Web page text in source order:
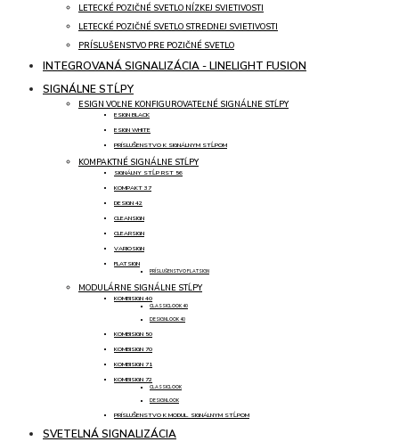
LETECKÉ POZIČNÉ SVETLO NÍZKEJ SVIETIVOSTI
LETECKÉ POZIČNÉ SVETLO STREDNEJ SVIETIVOSTI
PRÍSLUŠENSTVO PRE POZIČNÉ SVETLO
INTEGROVANÁ SIGNALIZÁCIA - LINELIGHT FUSION
SIGNÁLNE STĹPY
ESIGN VOĽNE KONFIGUROVATEĽNÉ SIGNÁLNE STĹPY
ESIGN BLACK
ESIGN WHITE
PRÍSLUŠENSTVO K SIGNÁLNYM STĹPOM
KOMPAKTNÉ SIGNÁLNE STĹPY
SIGNÁLNY STĹP RST 56
KOMPAKT 37
DESIGN 42
CLEANSIGN
CLEARSIGN
VARIOSIGN
FLATSIGN
PRÍSLUŠENSTVO FLATSIGN
MODULÁRNE SIGNÁLNE STĹPY
KOMBISIGN 40
CLASSICLOOK 40
DESIGNLOOK 40
KOMBISIGN 50
KOMBISIGN 70
KOMBISIGN 71
KOMBISIGN 72
CLASSICLOOK
DESIGNLOOK
PRÍSLUŠENSTVO K MODUL. SIGNÁLNYM STĹPOM
SVETELNÁ SIGNALIZÁCIA